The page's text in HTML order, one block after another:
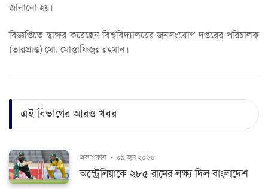
জানানো হয়।
বিজ্ঞপ্তিতে স্বাক্ষর করেছেন বিশ্ববিদ্যালয়ের জনসংযোগ দপ্তরের পরিচালক
(ভারপ্রাপ্ত) মো. মোস্তাফিজুর রহমান।
এই বিভাগের আরও খবর
প্রকাশকাল - ০৯ জুন ২০২৬
অস্ট্রেলিয়াকে ২৮৫ রানের লক্ষ্য দিল বাংলাদেশ